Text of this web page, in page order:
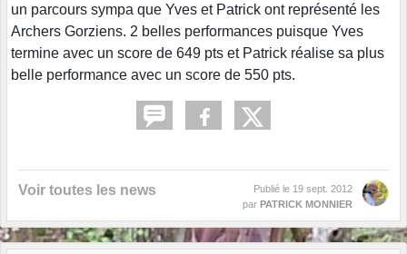
un parcours sympa que Yves et Patrick ont représenté les
Archers Gorziens. 2 belles performances puisque Yves
termine avec un score de 649 pts et Patrick réalise sa plus
belle performance avec un score de 550 pts.
Voir toutes les news Publié le 19 sept. 2012
par PATRICK MONNIER